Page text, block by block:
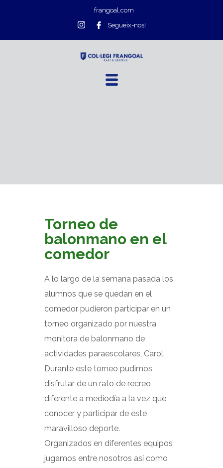
frangoal.com
Segueix-nos!
Torneo de
balonmano en el
comedor
A lo largo de la semana pasada los
alumnos que se quedan en el
comedor pudieron participar en un
torneo organizado por nuestra
monitora de balonmano de
actividades paraescolares, Carol.
Durante este torneo pudimos
disfrutar de un rato de recreo
diferente a mediodía a la vez que
conocer y participar de este
maravilloso deporte.
Organizados en diferentes equipos
jugamos entre nosotros así como